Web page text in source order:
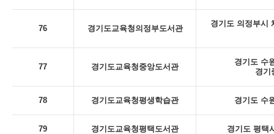
76 경기도교육청의정부도서관
경기도 의정부시
77 경기도교육청중앙도서관
경기도 수
경기
78 경기도교육청평생학습관 경기도 수
79 경기도교육청평택도서관 경기도 평택